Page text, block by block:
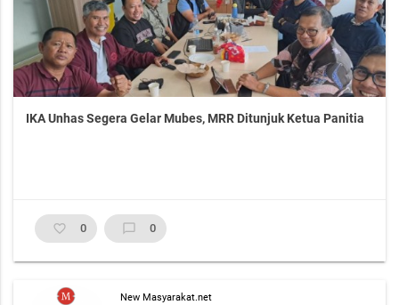
IKA Unhas Segera Gelar Mubes, MRR Ditunjuk Ketua Panitia
favorite_border 0 chat_bubble_outline 0
New Masyarakat.net